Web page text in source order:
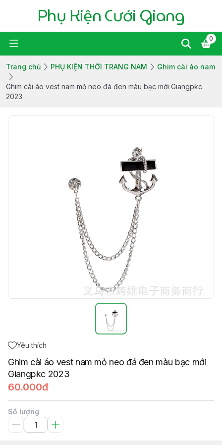
Phụ Kiện Cưới Giang
0
Trang chủ PHỤ KIỆN THỜI TRANG NAM Ghim cài áo nam
Ghim cài áo vest nam mỏ neo đá đen màu bạc mới Giangpkc
2023
Yêu thích
Ghim cài áo vest nam mỏ neo đá đen màu bạc mới
Giangpkc 2023
60.000đ
Số lượng